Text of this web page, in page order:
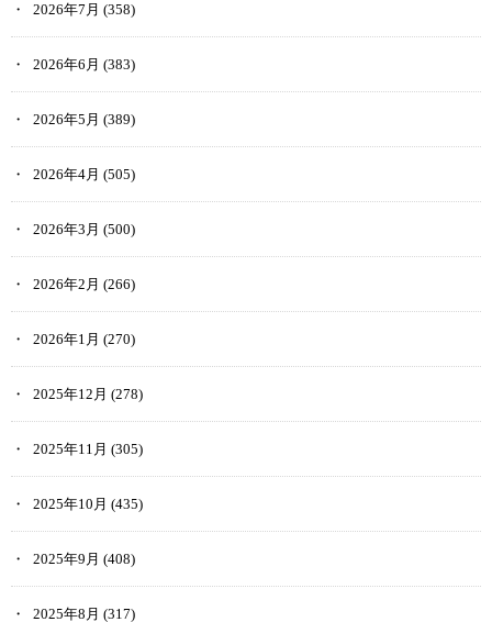
2026年7月 (358)
2026年6月 (383)
2026年5月 (389)
2026年4月 (505)
2026年3月 (500)
2026年2月 (266)
2026年1月 (270)
2025年12月 (278)
2025年11月 (305)
2025年10月 (435)
2025年9月 (408)
2025年8月 (317)